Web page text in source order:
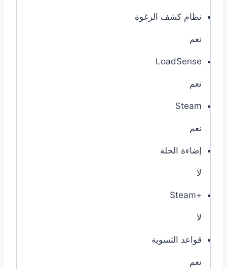
نظام كشف الرغوة
نعم
LoadSense
نعم
Steam
نعم
إضاءة الحلة
لا
Steam+‎
لا
قواعد التسوية
نعم